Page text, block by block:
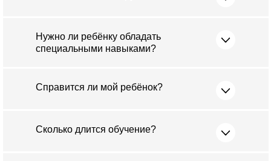
Нужно ли ребёнку обладать
специальными навыками?
Справится ли мой ребёнок?
Сколько длится обучение?